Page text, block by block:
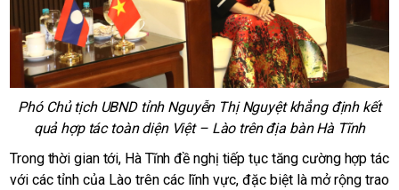
Phó Chủ tịch UBND tỉnh Nguyễn Thị Nguyệt khẳng định kết
quả hợp tác toàn diện Việt – Lào trên địa bàn Hà Tĩnh
Trong thời gian tới, Hà Tĩnh đề nghị tiếp tục tăng cường hợp tác
với các tỉnh của Lào trên các lĩnh vực, đặc biệt là mở rộng trao